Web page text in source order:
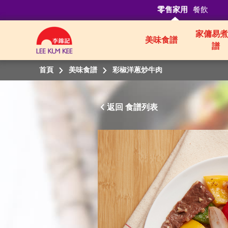
零售家用 餐飲
美味食譜
家傭易
譜
首頁 美味食譜 彩椒洋蔥炒牛肉
返回